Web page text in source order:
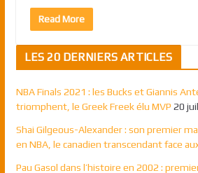
Read More
LES 20 DERNIERS ARTICLES
NBA Finals 2021 : les Bucks et Giannis
triomphent, le Greek Freek élu MVP 20
Shai Gilgeous-Alexander : son premier
en NBA, le canadien transcendant face
Pau Gasol dans l’histoire en 2002 :